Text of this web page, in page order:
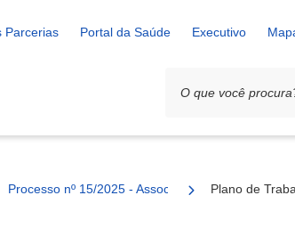
Parcerias Portal da Saúde Executivo
Processo nº 15/2025 - Associação de Proteção à
Plano de